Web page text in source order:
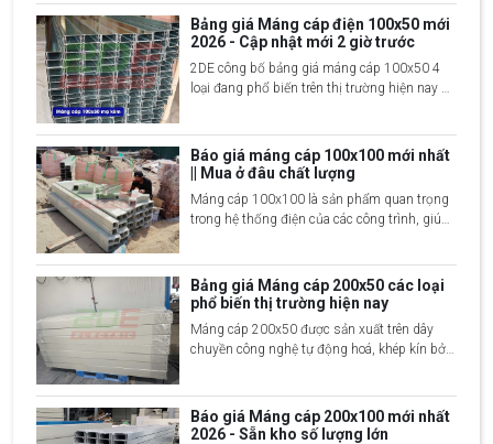
công trình xây dựng và hệ thống điện công
nghiệp, dân dụng,...
Bảng giá Máng cáp điện 100x50 mới
2026 - Cập nhật mới 2 giờ trước
2DE công bố bảng giá máng cáp 100x50 4
loại đang phổ biến trên thị trường hiện nay đó
xem chi tiết
Báo giá máng cáp 100x100 mới nhất
|| Mua ở đâu chất lượng
Máng cáp 100x100 là sản phẩm quan trọng
trong hệ thống điện của các công trình, giúp
100x100 mm, máng cáp này thường được
sử dụng cho các hệ thống dây dẫn lớn, đảm
tác động môi trường bên ngoài.
Bảng giá Máng cáp 200x50 các loại
phổ biến thị trường hiện nay
Máng cáp 200x50 được sản xuất trên dây
chuyền công nghệ tự động hoá, khép kín bởi
tới các đặc điểm riêng biệt. Để giúp mọi
người nắm bắt rõ hơn về loại máng cáp này
Báo giá Máng cáp 200x100 mới nhất
2026 - Sẵn kho số lượng lớn